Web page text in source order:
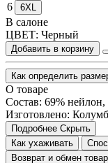
6 6XL
В салоне
ЦВЕТ: Черный
Добавить в корзину
Как определить
О товаре
Состав: 69%
Изготовлено:
Подробнее Скрыть
Как ухаживать
Возврат и обмен